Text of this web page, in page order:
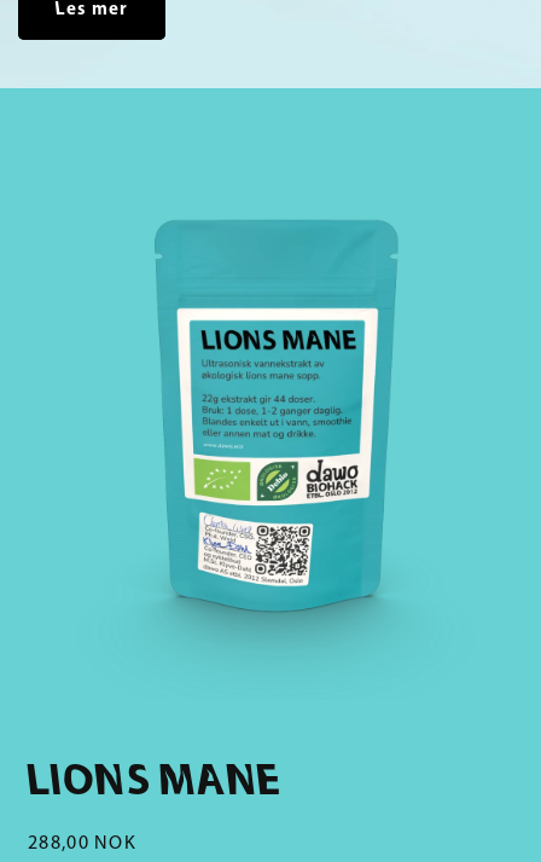
Les mer
LIONS MANE
Vanlig
288,00 NOK